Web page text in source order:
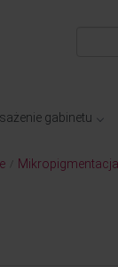
gabinetu
Mikropigmentacja